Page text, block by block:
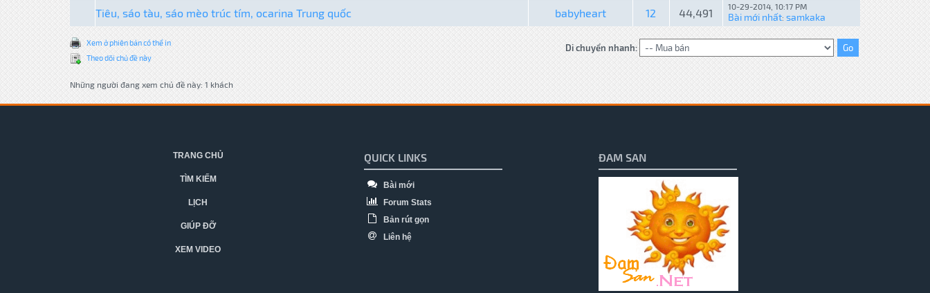
Tiêu, sáo tàu, sáo mèo trúc tím, ocarina Trung quốc babyheart 12 44,491 10-29-2014, 10:17 PM
Bài mới nhất: samkaka
Xem ở phiên bản có thể in
Theo dõi chủ đề này
Di chuyển nhanh:
Những người đang xem chủ đề này: 1 khách
TRANG CHỦ
TÌM KIẾM
LỊCH
GIÚP ĐỠ
XEM VIDEO
QUICK LINKS
Bài mới
Forum Stats
Bản rút gọn
Liên hệ
ĐAM SAN